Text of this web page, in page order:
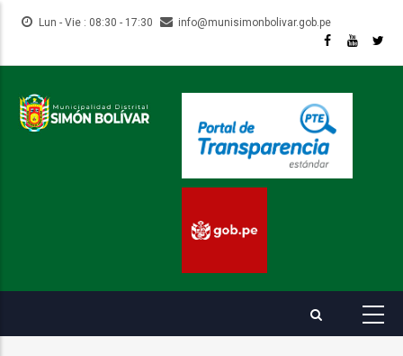
Pasar
contenido
Lun - Vie : 08:30 - 17:30 info@munisimonbolivar.gob.pe